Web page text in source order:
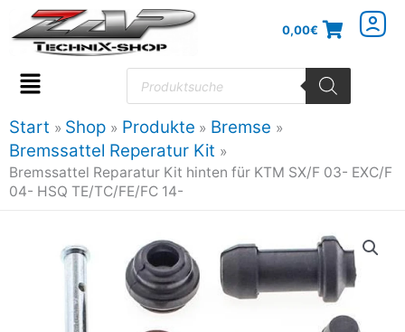
Inhalt
springen
0,00€
Flyout
Menu
Products
search
Start Shop Produkte
Bremse
Bremssattel Reperatur Kit
Bremssattel Reparatur Kit hinten für KTM SX/F 03- EXC/F
04- HSQ TE/TC/FE/FC 14-
Reparatur